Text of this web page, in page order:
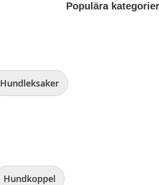
Populära kategorier
Hundleksaker
Hundkoppel